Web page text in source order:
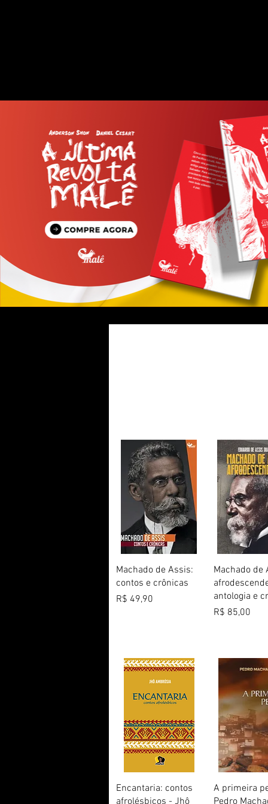
Visualização rápida
Machado de Assis:
contos e crônicas
Preço
R$ 49,90
Visualização
Machado de
antologia e
Preço
R$ 85,00
Visualização rápida
Encantaria: contos
Visualização
A primeira